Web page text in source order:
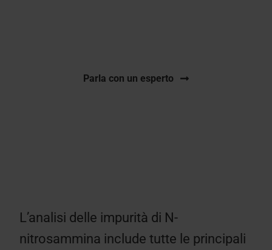
Parla con un esperto
L’analisi delle impurità di N-
nitrosammina include tutte le principali